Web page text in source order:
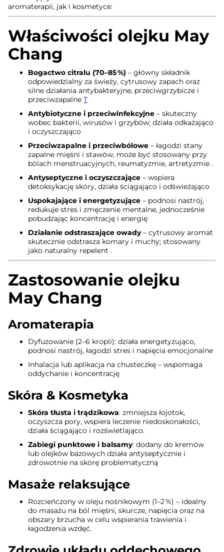
aromaterapii, jak i kosmetyce:
Właściwości olejku May
Chang
Bogactwo citralu (70–85 %) – główny składnik
odpowiedzialny za świeży, cytrusowy zapach oraz
silne działania antybakteryjne, przeciwgrzybicze i
przeciwzapalne T
Antybiotyczne i przeciwinfekcyjne – skuteczny
wobec bakterii, wirusów i grzybów; działa odkażająco
i oczyszczająco
Przeciwzapalne i przeciwbólowe – łagodzi stany
zapalne mięśni i stawów, może być stosowany przy
bólach menstruacyjnych, reumatyzmie, artretyzmie .
Antyseptyczne i oczyszczające – wspiera
detoksykację skóry, działa ściągająco i odświeżająco
Uspokajające i energetyzujące – podnosi nastrój,
redukuje stres i zmęczenie mentalne, jednocześnie
pobudzając koncentrację i energię
Działanie odstraszające owady– cytrusowy aromat
skutecznie odstrasza komary i muchy; stosowany
jako naturalny repelent .
Zastosowanie olejku
May Chang
Aromaterapia
Dyfuzowanie (2–6 kropli): działa energetyzująco,
podnosi nastrój, łagodzi stres i napięcia emocjonalne
Inhalacja lub aplikacja na chusteczkę – wspomaga
oddychanie i koncentrację
Skóra & Kosmetyka
Skóra tłusta i trądzikowa: zmniejsza łojotok,
oczyszcza pory, wspiera leczenie niedoskonałości,
działa ściągająco i rozświetlająco.
Zabiegi punktowe i balsamy: dodany do kremów
lub olejków bazowych działa antyseptycznie i
zdrowotnie na skórę problematyczną
Masaże relaksujące
Rozcieńczony w oleju nośnikowym (1–2 %) – idealny
do masażu na ból mięśni, skurcze, napięcia oraz na
obszary brzucha w celu wspierania trawienia i
łagodzenia wzdęć.